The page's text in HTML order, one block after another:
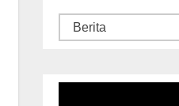
Categories